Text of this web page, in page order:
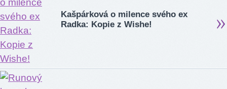
Kašpárková o milence svého ex
Radka: Kopie z Wishe!